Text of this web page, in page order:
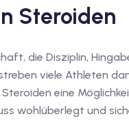
Steroiden
die Disziplin,
viele Athleten
eine
wohlüberlegt und